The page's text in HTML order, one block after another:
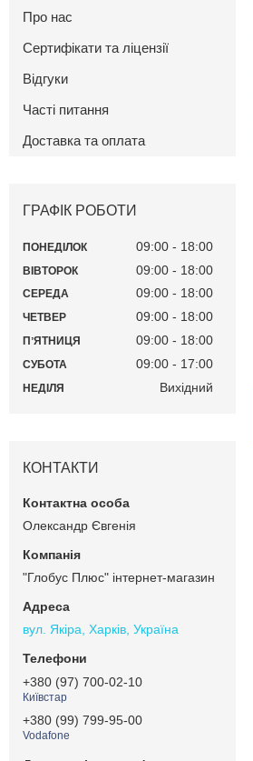
Про нас
Сертифікати та ліцензії
Відгуки
Часті питання
Доставка та оплата
ГРАФІК РОБОТИ
ПОНЕДІЛОК 09:00 18:00
ВІВТОРОК 09:00 18:00
СЕРЕДА 09:00 18:00
ЧЕТВЕР 09:00 18:00
ПʼЯТНИЦЯ 09:00 18:00
СУБОТА 09:00 17:00
НЕДІЛЯ Вихідний
КОНТАКТИ
Олександр Євгенія
"Глобус Плюс" інтернет-магазин
вул. Якіра, Харків, Україна
+380 (97) 700-02-10
Київстар
+380 (99) 799-95-00
Vodafone